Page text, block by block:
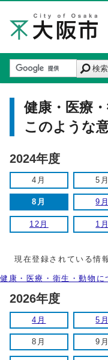
検索
健康・医療
このような
2024年度
4月 5月
8月 9月
12月 1月
現在登録されている情
健康・医療・衛生・動物
2026年度
4月 5月
8月 9月